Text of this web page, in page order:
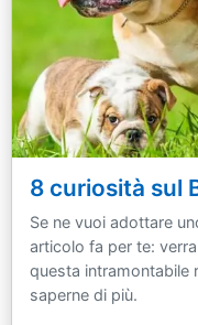
8 curiosità sul
Se ne vuoi adottare
articolo fa per te:
questa intramontabile
saperne di più.